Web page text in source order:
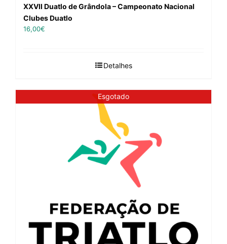
XXVII Duatlo de Grândola – Campeonato Nacional
Clubes Duatlo
16,00€
Detalhes
Esgotado